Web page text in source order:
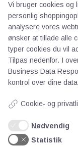
AOT
Om os
Priser
Persondata
Vi bruger cookies og
personlig
analysere vores
ønsker at tillade alle
typer cookies du vil
Tilpas nedenfor. I
Business Data
kontrol over dine
Cookie- og
Nødvendig
Statistik